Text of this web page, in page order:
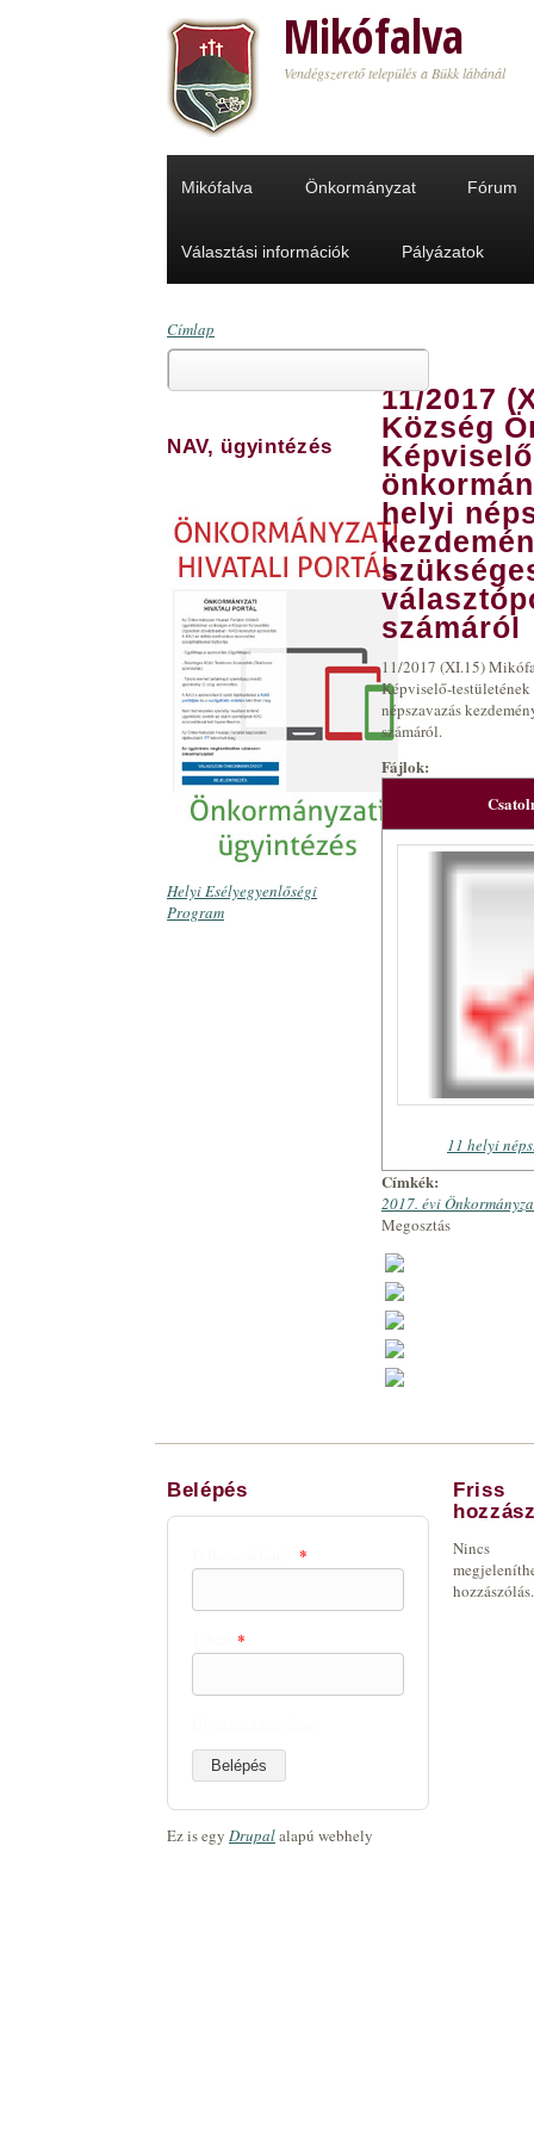
Mikófalva
Vendégszerető település a Bükk lábánál
Mikófalva Önkormányzat Fórum
Választási információk Pályázatok
Címlap
Keresés
NAV, ügyintézés
Helyi Esélyegyenlőségi
Program
11/2017
Község
helyi
számáról
11/2017 (XI.15)
Képviselő-
népszavazás
számáról.
Fájlok:
11 helyi
Címkék:
2017. évi
Megosztás
Belépés
*
*
Friss
Nincs
hozzászólás.
Ez is egy Drupalalapú webhely